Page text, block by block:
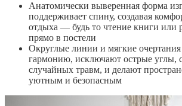
Анатомически выверенная форма
поддерживает спину, создавая
отдыха — будь то чтение книги или
прямо в постели
Округлые линии и мягкие
гармонию, исключают острые углы,
случайных травм, и делают
уютным и безопасным